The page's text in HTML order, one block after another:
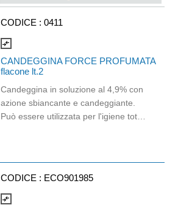
CODICE : 0411
compare_arrows
CANDEGGINA FORCE PROFUMATA
flacone lt.2
Candeggina in soluzione al 4,9% con
azione sbiancante e candeggiante.
Può essere utilizzata per l'igiene totale
cromature, nessuna indicazione per
l'uso non diluito su superfici dure non
CODICE : ECO901985
compare_arrows